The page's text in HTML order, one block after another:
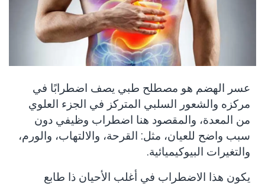
عسر الهضم هو مصطلح طبي يصف اضطرابًا في
مركزه والشعور السلبي المتركز في الجزء العلوي
من المعدة، والمقصود هنا اضطراب وظيفي دون
سبب واضح للعيان، مثل: القرحة، والالتهاب، والورم،
والتغيرات البيوكيميائية.
يكون هذا الاضطراب في أغلب الأحيان ذا طابع